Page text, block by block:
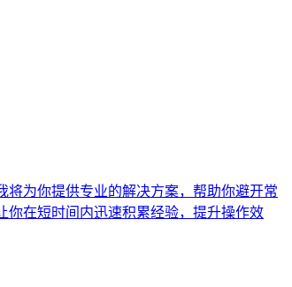
为你提供专业的解决方案，帮助你避开常
你在短时间内迅速积累经验，提升操作效